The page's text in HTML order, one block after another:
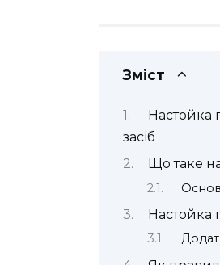
Зміст
Настойка
засіб
Що таке
Настойка